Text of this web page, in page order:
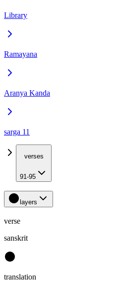
Library
Ramayana
Aranya Kanda
sarga 11
verses
91-95
layers
verse
sanskrit
translation